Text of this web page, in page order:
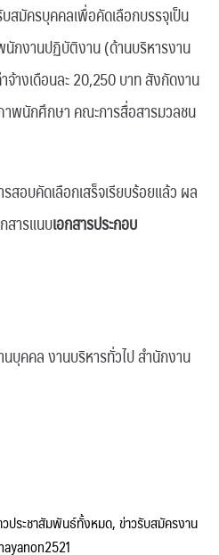
สมัครบุคคลเพื่อคัดเลือกบรรจุเป็น
กงานปฏิบัติงาน (ด้านบริหารงาน
างเดือนละ 20,250 บาท สังกัดงาน
พนักศึกษา คณะการสื่อสารมวลชน
สอบคัดเลือกเสร็จเรียบร้อยแล้ว ผล
สารแนบเอกสารประกอบ
บุคคล งานบริหารทั่วไป สำนักงาน
วประชาสัมพันธ์ทั้งหมด,ข่าวรับสมัครงาน